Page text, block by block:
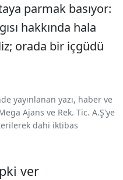
parmak basıyor:
hakkında hala
orada bir içgüdü
yayınlanan yazı, haber ve
Ajans ve Rek. Tic. A.Ş'ye
dahi iktibas
ver